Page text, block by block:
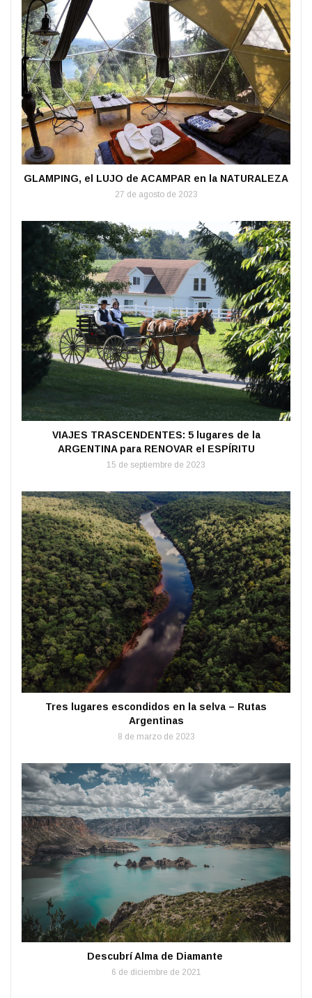
GLAMPING, el LUJO de ACAMPAR en la NATURALEZA
27 de agosto de 2023
VIAJES TRASCENDENTES: 5 lugares de la
ARGENTINA para RENOVAR el ESPÍRITU
15 de septiembre de 2023
Tres lugares escondidos en la selva – Rutas
Argentinas
8 de marzo de 2023
Descubrí Alma de Diamante
6 de diciembre de 2021